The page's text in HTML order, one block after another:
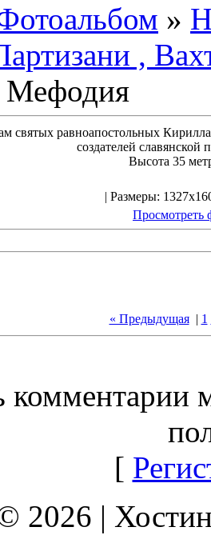
»
,
Мефодия
святых равноапостольных
создателей
Высота 35
| Размеры:
Просмотреть
« Предыдущая| 1
комментарии
[
2026 |